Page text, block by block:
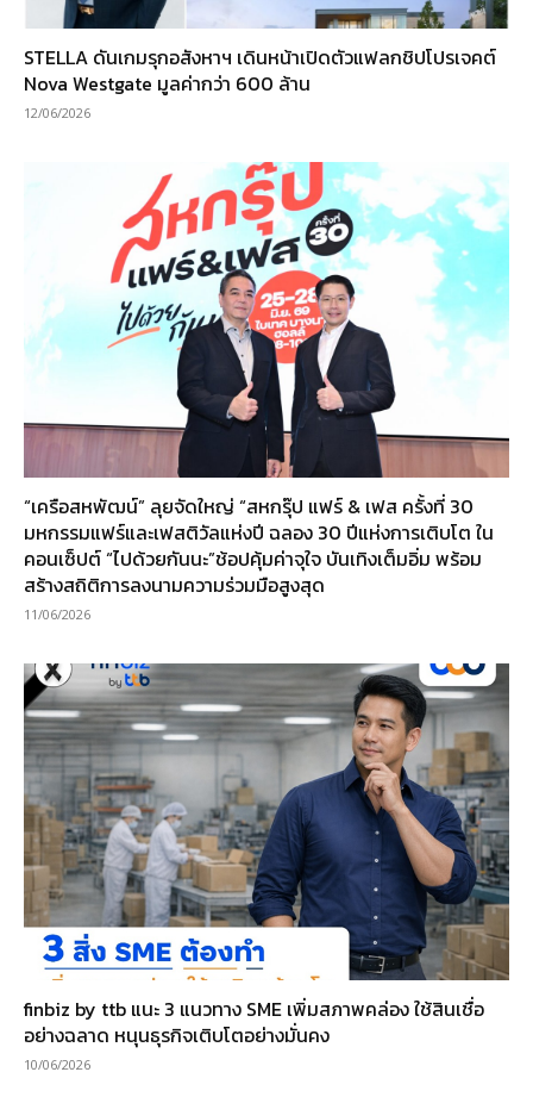
STELLA ดันเกมรุกอสังหาฯ เดินหน้าเปิดตัวแฟลกชิปโปรเจคต์
Nova Westgate มูลค่ากว่า 600 ล้าน
12/06/2026
“เครือสหพัฒน์” ลุยจัดใหญ่ “สหกรุ๊ป แฟร์ & เฟส ครั้งที่ 30
มหกรรมแฟร์และเฟสติวัลแห่งปี ฉลอง 30 ปีแห่งการเติบโต ใน
คอนเซ็ปต์ “ไปด้วยกันนะ”ช้อปคุ้มค่าจุใจ บันเทิงเต็มอิ่ม พร้อม
สร้างสถิติการลงนามความร่วมมือสูงสุด
11/06/2026
finbiz by ttb แนะ 3 แนวทาง SME เพิ่มสภาพคล่อง ใช้สินเชื่อ
อย่างฉลาด หนุนธุรกิจเติบโตอย่างมั่นคง
10/06/2026